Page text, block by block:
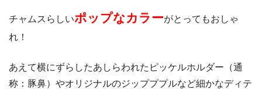
チャムスらしいポップなカラーがとってもおしゃ
れ！
あえて横にずらしたあしらわれたピッケルホルダー（通
称：豚鼻）やオリジナルのジップププルなど細かなディテ